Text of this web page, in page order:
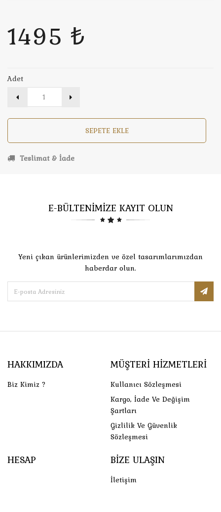
1495 ₺
Adet
SEPETE EKLE
Teslimat & İade
E-BÜLTENİMİZE KAYIT OLUN
Yeni çıkan ürünlerimizden ve özel tasarımlarımızdan
haberdar olun.
HAKKIMIZDA
Biz Kimiz ?
MÜŞTERI HIZMETLERI
Kullanıcı Sözleşmesi
Kargo, İade Ve Değişim
Şartları
Gizlilik Ve Güvenlik
Sözleşmesi
HESAP BIZE ULAŞIN
İletişim